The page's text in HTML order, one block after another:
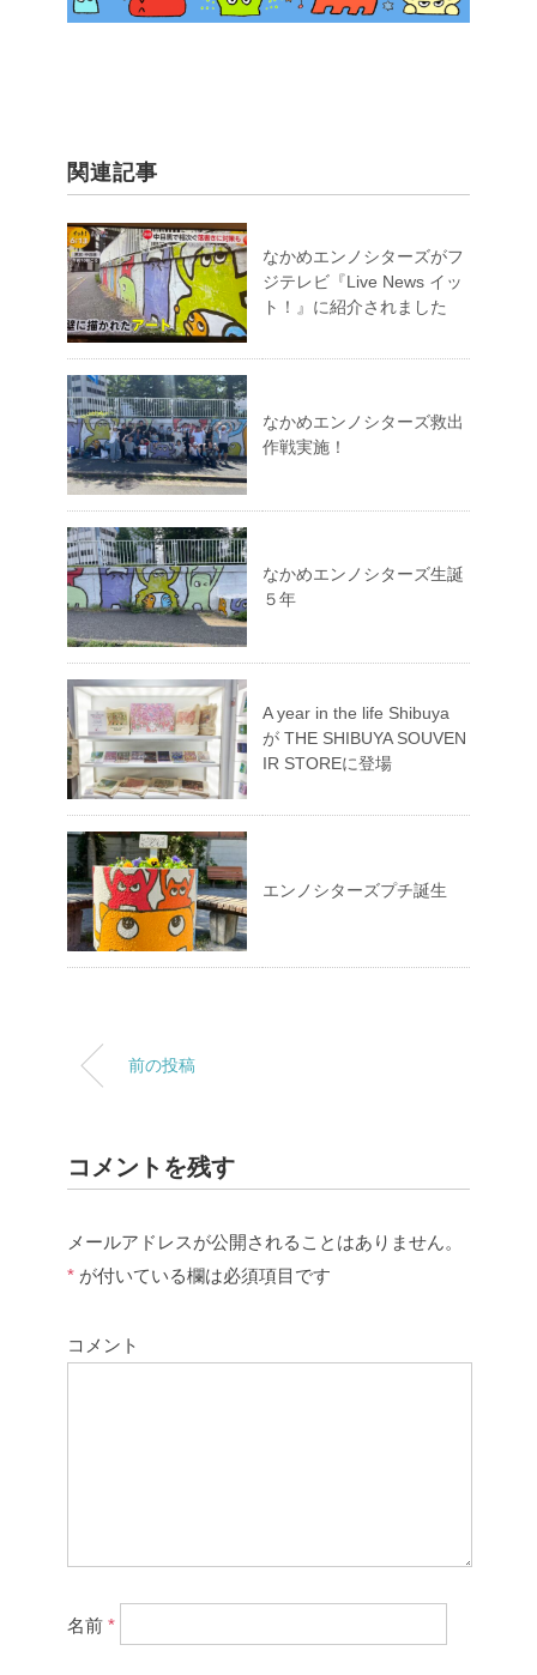
関連記事
なかめエンノシターズがフ
ジテレビ『Live News イッ
ト！』に紹介されました
なかめエンノシターズ救出
作戦実施！
なかめエンノシターズ生誕
５年
A year in the life Shibuya
が THE SHIBUYA SOUVEN
IR STOREに登場
エンノシターズプチ誕生
前の投稿
コメントを残す
メールアドレスが公開されることはありません。
* が付いている欄は必須項目です
コメント
名前 *